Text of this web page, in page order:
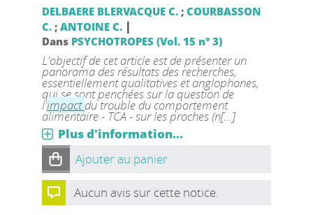
DELBAERE BLERVACQUE C.; COURBASSON
C.; ANTOINE C. |
Dans PSYCHOTROPES (Vol. 15 n° 3)
L'objectif de cet article est de présenter un
panorama des résultats des recherches,
essentiellement qualitatives et anglopho­nes,
qui se sont penchées sur la question de
l'impactdu trouble du comportement
alimentaire - TCA - sur les proches (n[...]
Plus d'information...
Ajouter au panier
Aucun avis sur cette notice.